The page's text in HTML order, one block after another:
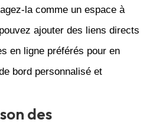
la comme un espace à
ajouter des liens directs
en ligne préférés pour en
bord personnalisé et
des